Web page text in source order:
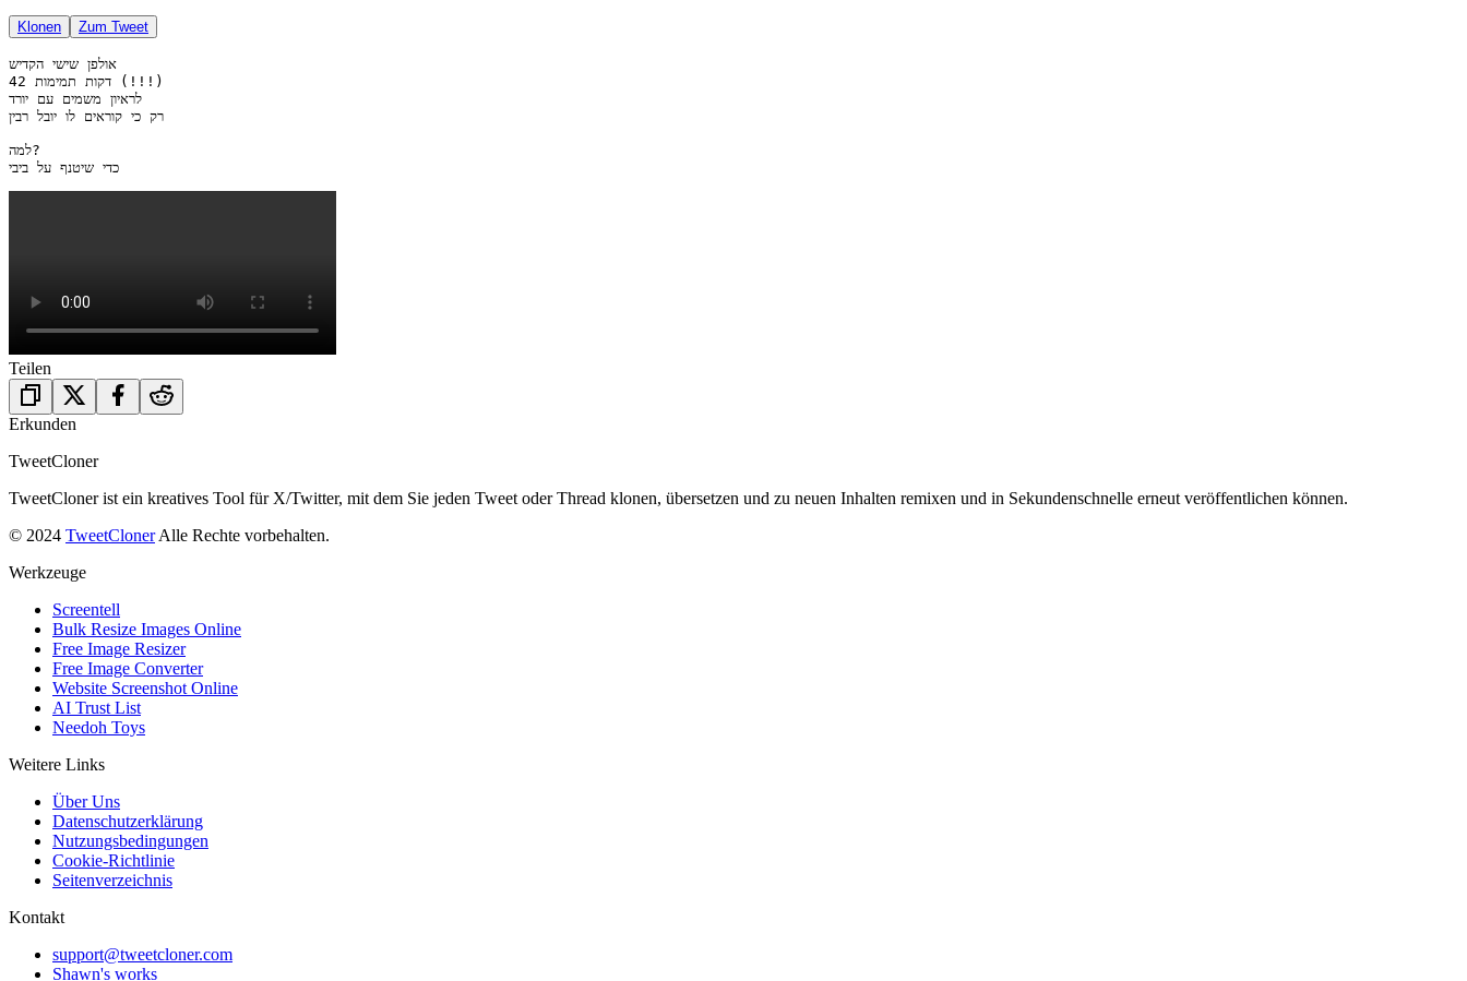
Klonen Zum Tweet
אולפן שישי הקדיש
42 דקות תמימות (!!!)
לראיון משמים עם יורד
רק כי קוראים לו יובל רבין
למה?
Teilen
Erkunden
TweetCloner
TweetCloner ist ein kreatives Tool für X/Twitter, mit dem Sie jeden Tweet oder Thread klonen, übersetzen und zu neuen Inhalten remixen und in Sekundenschnelle erneut veröffentlichen können.
© 2024 TweetCloner Alle Rechte vorbehalten.
Werkzeuge
Screentell
Bulk Resize Images Online
Free Image Resizer
Free Image Converter
Website Screenshot Online
AI Trust List
Needoh Toys
Weitere Links
Über Uns
Datenschutzerklärung
Nutzungsbedingungen
Cookie-Richtlinie
Seitenverzeichnis
Kontakt
support@tweetcloner.com
Shawn's works